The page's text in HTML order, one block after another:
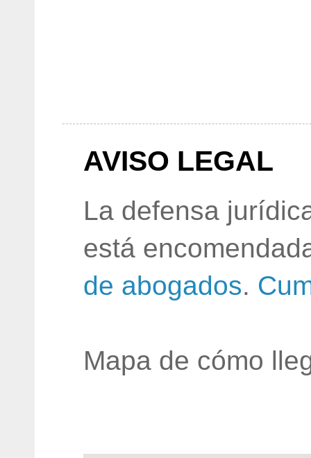
AVISO LEGAL
La defensa
está
de abogados.
Mapa de cómo